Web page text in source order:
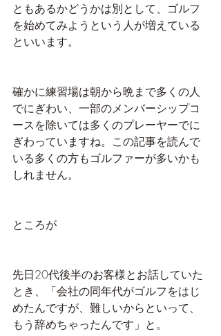
ともあるかどうかは別として、ゴルフ
を始めてみようという人が増えている
といいます。
確かに練習場は朝から晩まで多くの人
でにぎわい、一部のメンバーシップコ
ースを除いては多くのプレーヤーでに
ぎわっていますね。この記事を読んで
いる多くの方もゴルファーが多いかも
しれません。
ところが
先日20代後半のお客様とお話していた
とき、「会社の同年代がゴルフをはじ
めたんですが、難しいからといって、
もう辞めちゃったんです」と。